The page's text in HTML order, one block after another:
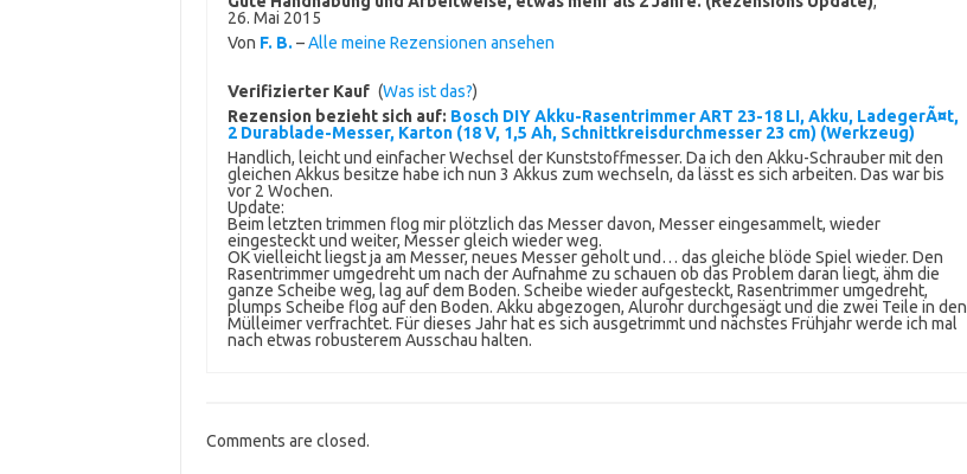
26. Mai 2015
Von F. B. –Alle meine Rezensionen ansehen
Verifizierter Kauf (Was ist das?)
Rezension bezieht sich auf: Bosch DIY Akku-Rasentrimmer ART 23-18 LI, Akku, LadegerÃ¤t,
2 Durablade-Messer, Karton (18 V, 1,5 Ah, Schnittkreisdurchmesser 23 cm) (Werkzeug)
Handlich, leicht und einfacher Wechsel der Kunststoffmesser. Da ich den Akku-Schrauber mit den
gleichen Akkus besitze habe ich nun 3 Akkus zum wechseln, da lässt es sich arbeiten. Das war bis
vor 2 Wochen.
Update:
Beim letzten trimmen flog mir plötzlich das Messer davon, Messer eingesammelt, wieder
eingesteckt und weiter, Messer gleich wieder weg.
OK vielleicht liegst ja am Messer, neues Messer geholt und… das gleiche blöde Spiel wieder. Den
Rasentrimmer umgedreht um nach der Aufnahme zu schauen ob das Problem daran liegt, ähm die
ganze Scheibe weg, lag auf dem Boden. Scheibe wieder aufgesteckt, Rasentrimmer umgedreht,
plumps Scheibe flog auf den Boden. Akku abgezogen, Alurohr durchgesägt und die zwei Teile in den
Mülleimer verfrachtet. Für dieses Jahr hat es sich ausgetrimmt und nächstes Frühjahr werde ich mal
nach etwas robusterem Ausschau halten.
Comments are closed.